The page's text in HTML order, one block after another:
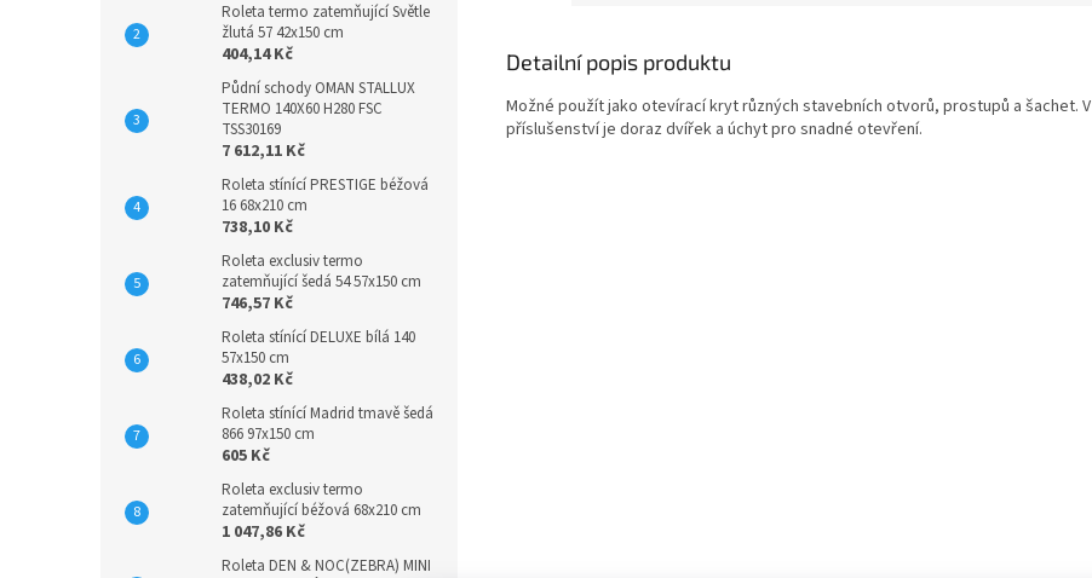
Roleta termo zatemňující Světle
žlutá 57 42x150 cm
404,14 Kč
Půdní schody OMAN STALLUX
TERMO 140X60 H280 FSC
TSS30169
7 612,11 Kč
Roleta stínící PRESTIGE béžová
16 68x210 cm
738,10 Kč
Roleta exclusiv termo
zatemňující šedá 54 57x150 cm
746,57 Kč
Roleta stínící DELUXE bílá 140
57x150 cm
438,02 Kč
Roleta stínící Madrid tmavě šedá
866 97x150 cm
605 Kč
Roleta exclusiv termo
zatemňující béžová 68x210 cm
1 047,86 Kč
Roleta DEN & NOC(ZEBRA) MINI
Detailní popis produktu
Možné použít jako otevírací kryt různých stavebních otvorů, prostupů a šachet. V
příslušenství je doraz dvířek a úchyt pro snadné otevření.